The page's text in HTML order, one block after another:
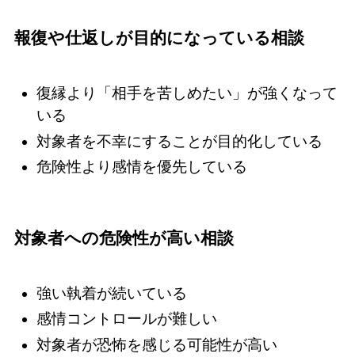
報復や仕返しが目的になっている相談
復縁より「相手を苦しめたい」が強くなって
いる
対象者を不幸にすることが目的化している
危険性より感情を優先している
対象者への危険性が高い相談
強い執着が続いている
感情コントロールが難しい
対象者が恐怖を感じる可能性が高い